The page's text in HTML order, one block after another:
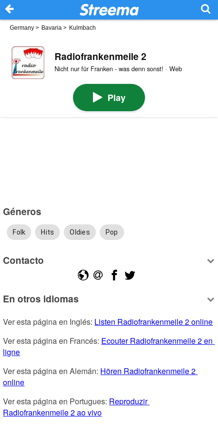
Germany > Bavaria > Kulmbach
Radiofrankenmeile 2
Nicht nur für Franken - was denn sonst! · Web
Play
Géneros
Folk Hits Oldies Pop
Contacto
En otros idiomas
Ver esta página en Inglés: Listen Radiofrankenmeile 2 online
Ver esta página en Francés: Ecouter Radiofrankenmeile 2 en
ligne
Ver esta página en Alemán: Hören Radiofrankenmeile 2
online
Ver esta página en Portugues: Reproduzir
Radiofrankenmeile 2 ao vivo